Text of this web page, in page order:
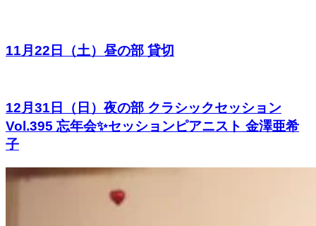
11月22日（土）昼の部 貸切
12月31日（日）夜の部 クラシックセッション
Vol.395 忘年会✨セッションピアニスト 金澤亜希
子